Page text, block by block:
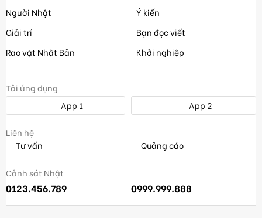
Người Nhật
Giải trí
Rao vặt Nhật Bản
Ý kiến
Bạn đọc viết
Khởi nghiệp
Tải ứng dụng
App 1
App 2
Liên hệ
Tư vấn
Quảng cáo
Cảnh sát Nhật
0123.456.789 0999.999.888